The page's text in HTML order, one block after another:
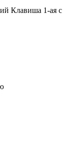
Клавиша 1-ая с